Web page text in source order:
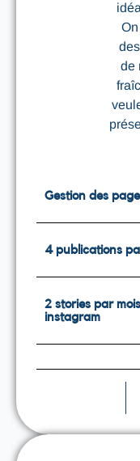
de
Gestion des
4 publications
2 stories par
instagram